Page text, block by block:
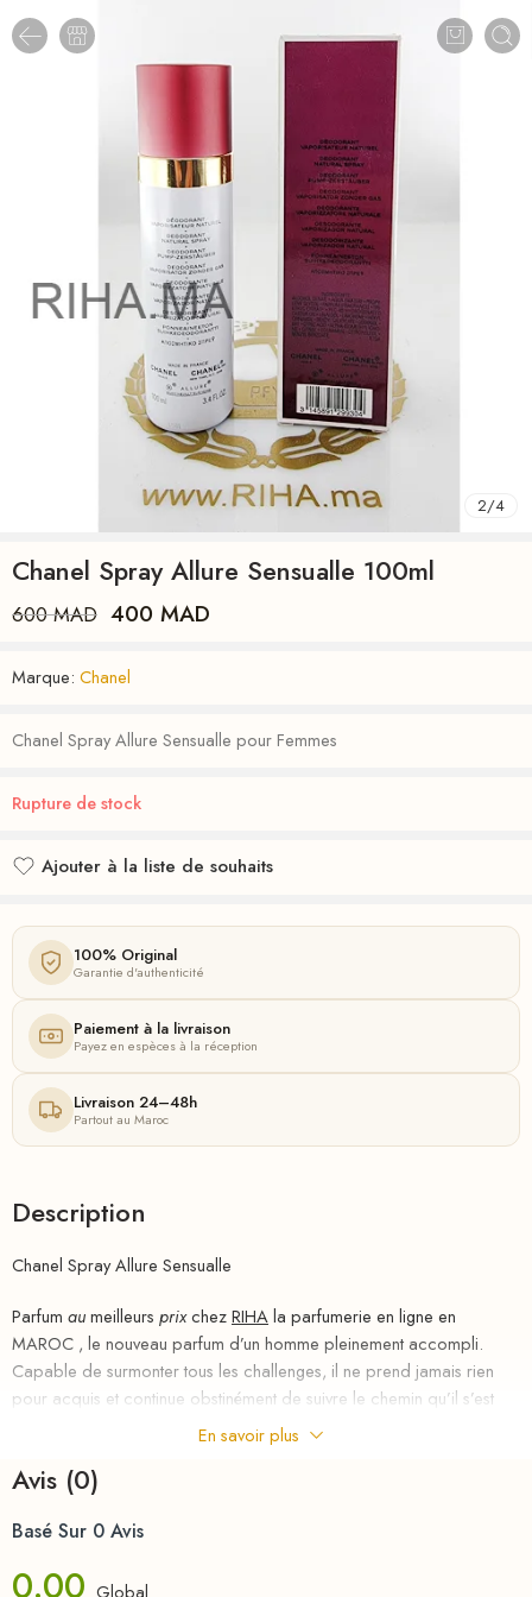
2/4
Chanel Spray Allure Sensualle 100ml
600MAD 400 MAD
Marque: Chanel
Chanel Spray Allure Sensualle pour Femmes
Rupture de stock
Ajouter à la liste de souhaits
100% Original
Garantie d'authenticité
Paiement à la livraison
Payez en espèces à la réception
Livraison 24–48h
Partout au Maroc
Description
Chanel Spray Allure Sensualle
Parfum aumeilleurs prixchezRIHAla parfumerie en ligne en
MAROC , le nouveau parfum d’un homme pleinement accompli.
Capable de surmonter tous les challenges, il ne prend jamais rien
pour acquis et continue obstinément de suivre le chemin qu’il s’est
tracé. Son credo : aller toujours plus
RIHA
MAROC , le nouveau parfum d’un homme pleinement accompli.
pour acquis et continue obstinément de suivre le chemin qu’il s’est
loin.Parfumaumeilleurs
En savoir plus
Avis (0)
Basé Sur 0 Avis
0.00